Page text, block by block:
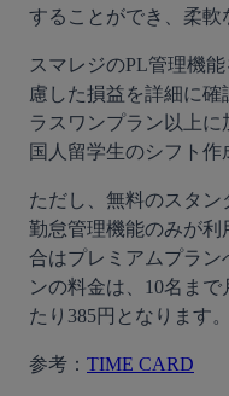
することができ、柔軟
スマレジのPL管理機
慮した損益を詳細に
ラスワンプラン以上
国人留学生のシフト
ただし、無料のスタ
勤怠管理機能のみが
合はプレミアムプラ
ンの料金は、10名ま
たり385円となります。
参考： TIME CARD